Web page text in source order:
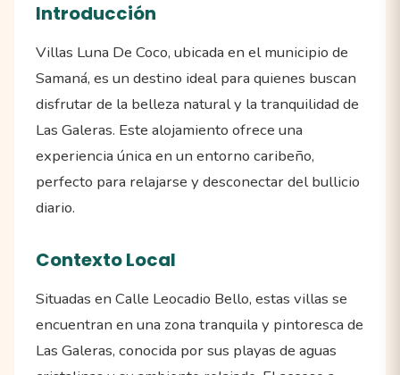
Introducción
Villas Luna De Coco, ubicada en el municipio de
Samaná, es un destino ideal para quienes buscan
disfrutar de la belleza natural y la tranquilidad de
Las Galeras. Este alojamiento ofrece una
experiencia única en un entorno caribeño,
perfecto para relajarse y desconectar del bullicio
diario.
Contexto Local
Situadas en Calle Leocadio Bello, estas villas se
encuentran en una zona tranquila y pintoresca de
Las Galeras, conocida por sus playas de aguas